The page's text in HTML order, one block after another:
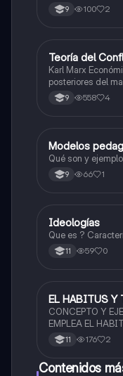
9 100 2
Sociales/Historia
Teoría del
Karl Marx
posteriores del
9 558 4
Sociales/Historia
Modelos
Qué son y
9 66 1
Sociales/Historia
Ideologías
Que es ?
11 59 0
Sociales/Historia
EL HABITUS Y
CONCEPTO Y
EMPLEA EL
DISPOSITIVOS
BOURDIEU
11 176 2
Contenidos